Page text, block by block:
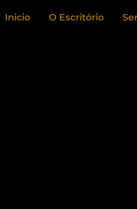
Inicio O Escritório